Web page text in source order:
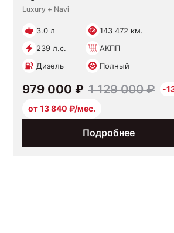
Luxury + Navi
3.0 л
143 472 км.
239 л.с.
АКПП
Дизель
Полный
Подробнее
979 000 ₽ 1 129 000 ₽
-
от 13 840 ₽/мес.